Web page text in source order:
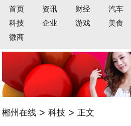
首页 资讯 财经 汽车
科技
企业 游戏 美食
微商
郴州在线 > 科技 > 正文